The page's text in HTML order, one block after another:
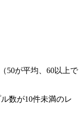
50が平均、60以上で
数が10件未満のレ